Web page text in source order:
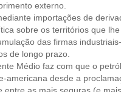
externo.
importações de
sobre os territórios que
das firmas
de longo prazo.
Médio faz com que o
desde a